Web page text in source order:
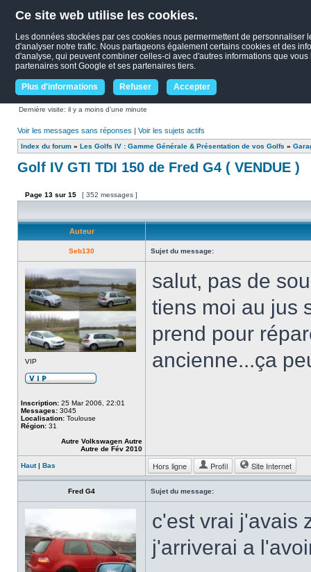
Ce site web utilise les cookies.
Les données stockées par ces cookies nous permermettent de
d'analyser notre trafic. Nous partageons également certains cookies et des
d'analyse, qui peuvent combiner celles-ci avec d'autres informations que
partenaires sont Google et ses partenaires tiers.
Plus d'informations Refuser Accepter
Dernière visite: il y a moins d’une minute
Voir les messages sans réponses | Voir les sujets actifs
Index du forum » Les Golfs IV : Gamme Générale & Présentation de vos Golfs »
Golf IV GTI TDI 150 de Fred G4 ( VENDUE )
Page 13 sur 15 [ 352 messages ]
Auteur
Seb130 Sujet du message:
VIP
Inscription: 25 Mar 2006, 22:01
Messages: 3045
Localisation: Toulouse
Région: 31
Autre Volkswagen Autre
Autre de Fév 2010
salut, pas de
tiens moi au jus
prend pour
ancienne...ça
Haut| Bas Hors ligne Profil Site Internet
Fred G4 Sujet du message:
c'est vrai j'avais
j'arriverai a